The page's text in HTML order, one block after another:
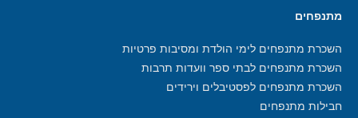
מתנפחים
השכרת מתנפחים לימי הולדת ומסיבות פרטיות
השכרת מתנפחים לבתי ספר וועדות תרבות
השכרת מתנפחים לפסטיבלים וירידים
חבילות מתנפחים